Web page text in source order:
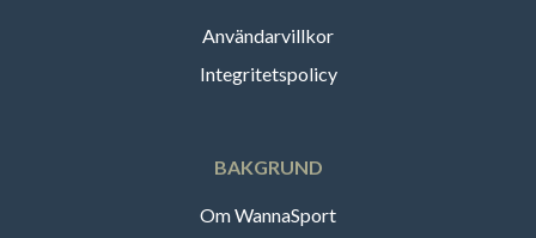
Användarvillkor
Integritetspolicy
BAKGRUND
Om WannaSport